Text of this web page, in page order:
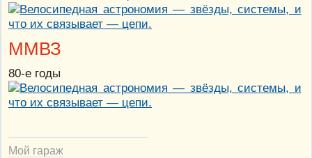
ММВЗ
80-е годы
Мой гараж